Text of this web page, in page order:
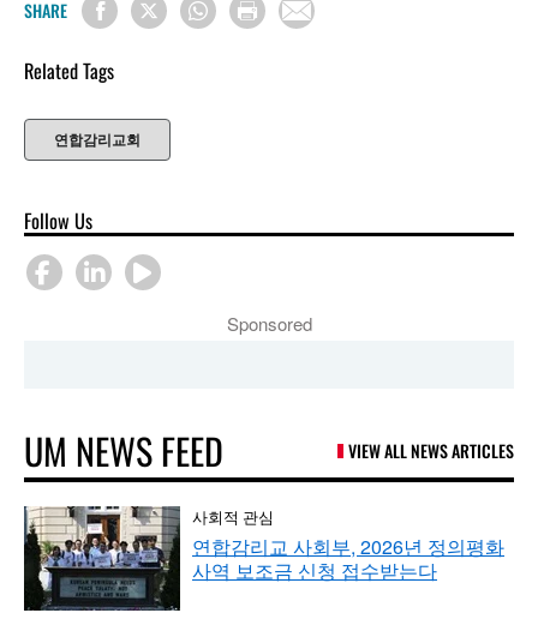
SHARE
Related Tags
연합감리교회
Follow Us
Sponsored
UM NEWS FEED VIEW ALL NEWS ARTICLES
사회적 관심
연합감리교 사회부, 2026년 정의평화
사역 보조금 신청 접수받는다